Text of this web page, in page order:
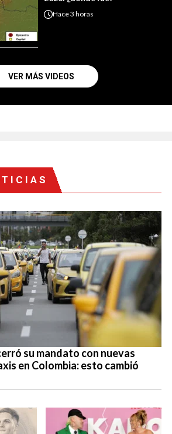
Hace3 horas
VER MÁS VIDEOS
su mandato con nuevas
en Colombia: esto cambió